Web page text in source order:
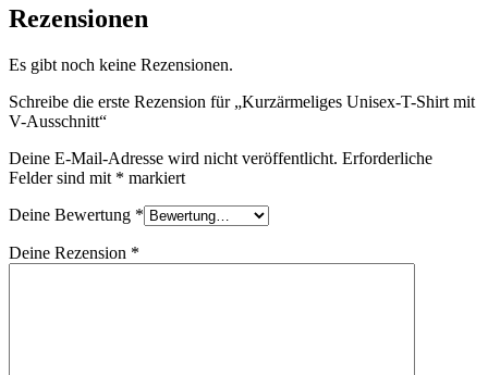
Rezensionen
Es gibt noch keine Rezensionen.
Schreibe die erste Rezension für „Kurzärmeliges Unisex-T-Shirt mit
V-Ausschnitt“
Deine E-Mail-Adresse wird nicht veröffentlicht. Erforderliche
Felder sind mit * markiert
Deine Bewertung *
Deine Rezension *